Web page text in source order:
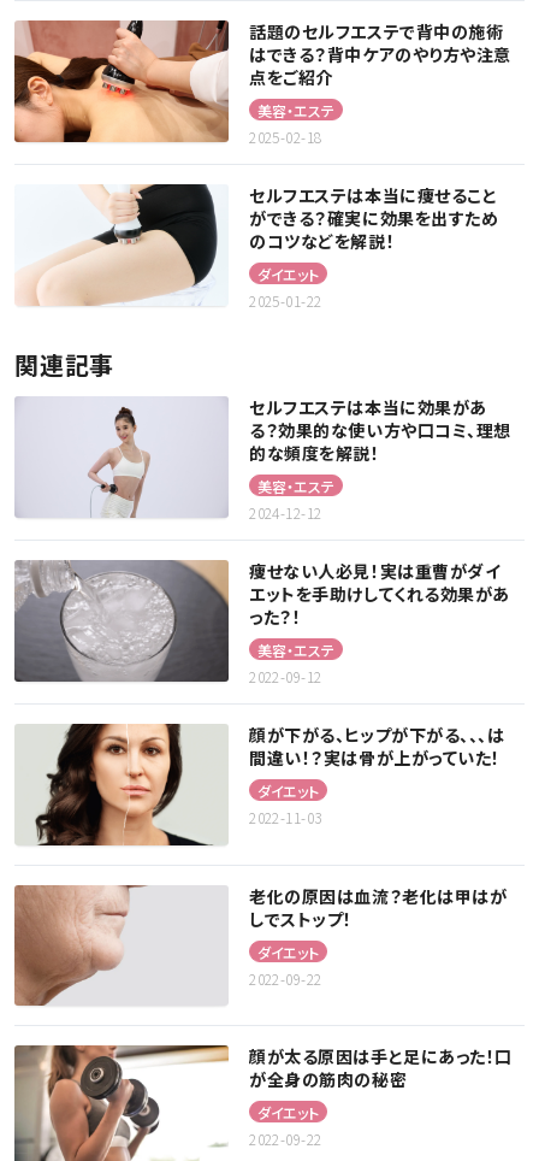
話題のセルフエステで背中の施術
はできる？背中ケアのやり方や注意
点をご紹介
美容・エステ
2025-02-18
セルフエステは本当に痩せること
ができる？確実に効果を出すため
のコツなどを解説！
ダイエット
2025-01-22
関連記事
セルフエステは本当に効果があ
る？効果的な使い方や口コミ、理想
的な頻度を解説！
美容・エステ
2024-12-12
痩せない人必見！実は重曹がダイ
エットを手助けしてくれる効果があ
った？！
美容・エステ
2022-09-12
顔が下がる、ヒップが下がる、、、は
間違い！？実は骨が上がっていた！
ダイエット
2022-11-03
老化の原因は血流？老化は甲はが
しでストップ！
ダイエット
2022-09-22
顔が太る原因は手と足にあった！口
が全身の筋肉の秘密
ダイエット
2022-09-22